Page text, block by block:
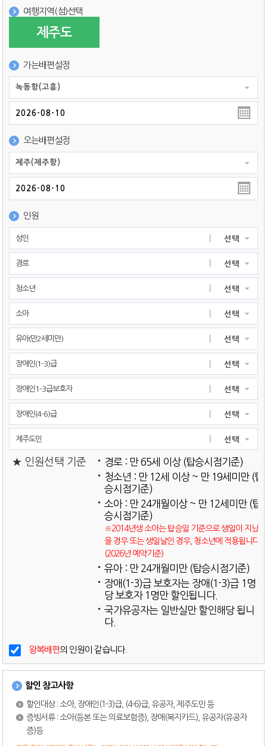
여행지역(섬)선택
제주도
가는배편설정
녹동항(고흥)
오는배편설정
제주(제주항)
인원
성인 선택
경로 선택
청소년 선택
소아 선택
유아(만2세미만) 선택
장애인(1-3)급 선택
장애인1-3급보호자 선택
장애인(4-6)급 선택
제주도민 선택
경로 : 만 65세 이상 (탑승시점기준)
청소년 : 만 12세 이상 ~ 만 19세미만 (탑
승시점기준)
소아 : 만 24개월이상 ~ 만 12세미만 (탑
승시점기준)
※2014년생 소아는 탑승일 기준으로 생일이 지났
을 경우 또는 생일날인 경우, 청소년에 적용됩니다.
(2026년 예약기준)
유아 : 만 24개월미만 (탑승시점기준)
장애(1-3)급 보호자는 장애(1-3)급 1명
당 보호자 1명만 할인됩니다.
국가유공자는 일반실만 할인해당 됩니
다.
왕복배편 의 인원이 같습니다.
할인 참고사항
할인대상 : 소아, 장애인(1-3)급, (4-6)급, 유공자, 제주도민 등
증빙서류 : 소아(등본 또는 의료보험증), 장애(복지카드), 유공자(유공자
증)등